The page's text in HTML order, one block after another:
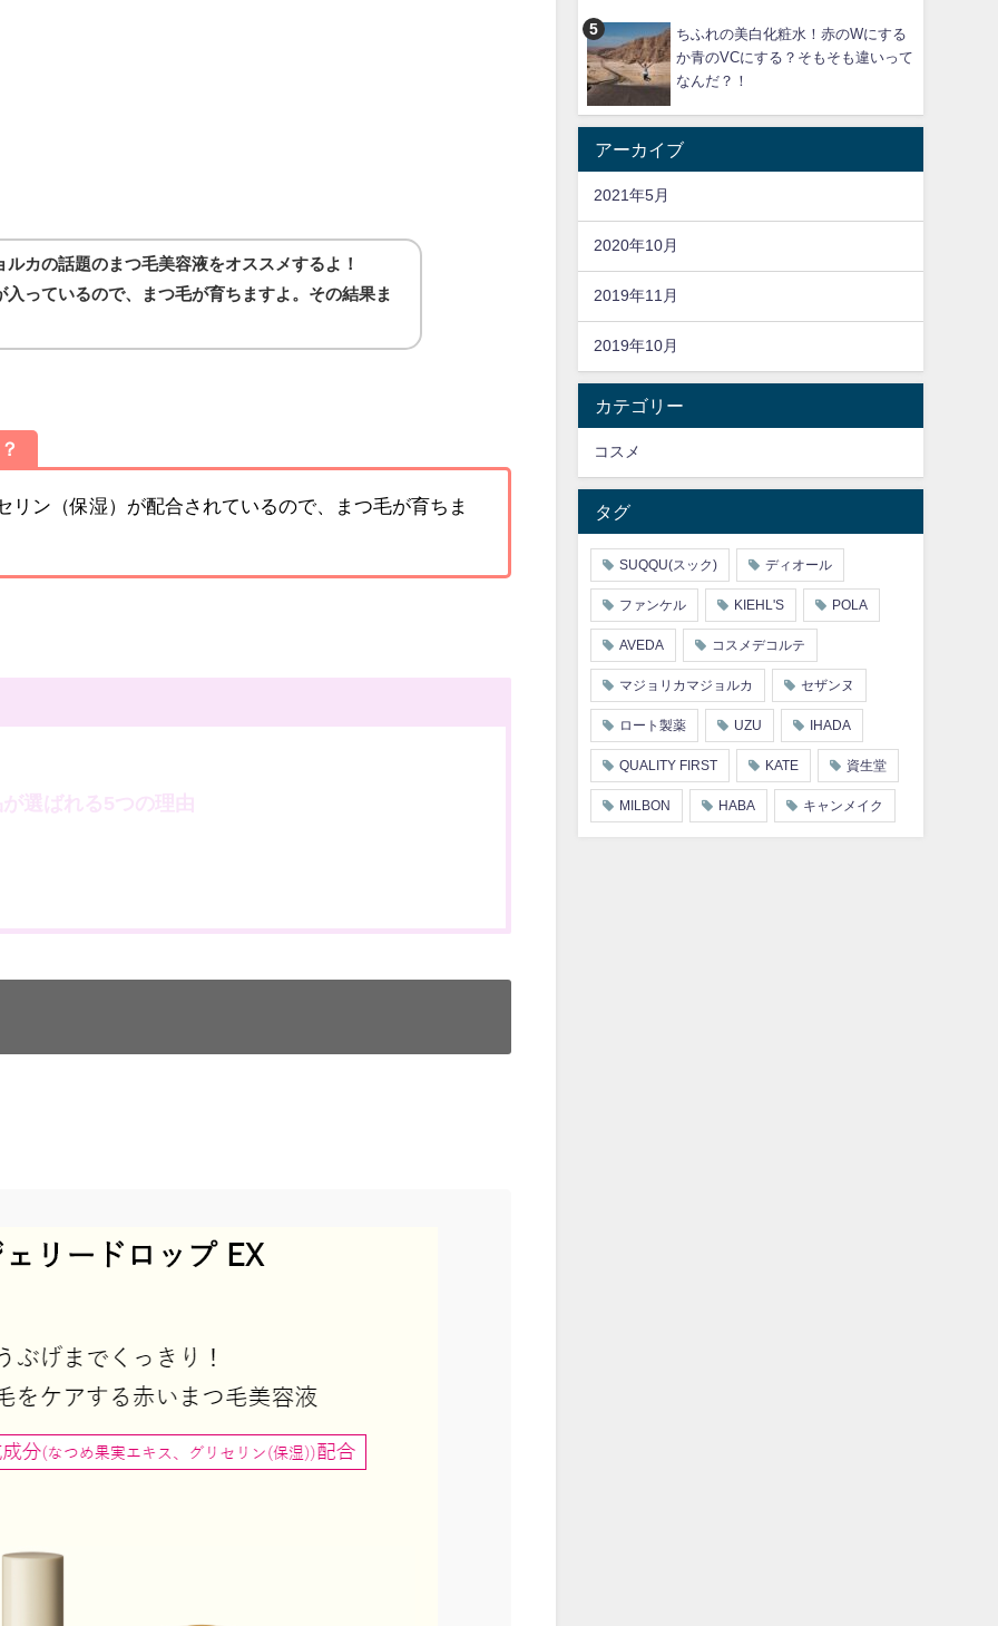
ルカの話題のまつ毛美容液をオススメするよ！
入っているので、まつ毛が育ちますよ。その結果ま
リン（保湿）が配合されているので、まつ毛が育ちま
選ばれる5つの理由
ちふれの美白化粧水！赤のWにする
か青のVCにする？そもそも違いって
なんだ？！
アーカイブ
2021年5月
2020年10月
2019年11月
2019年10月
カテゴリー
コスメ
タグ
SUQQU(スック) ディオール
ファンケル KIEHL'S POLA
AVEDA コスメデコルテ
マジョリカマジョルカ セザンヌ
ロート製薬 UZU IHADA
QUALITY FIRST KATE 資生堂
MILBON HABA キャンメイク